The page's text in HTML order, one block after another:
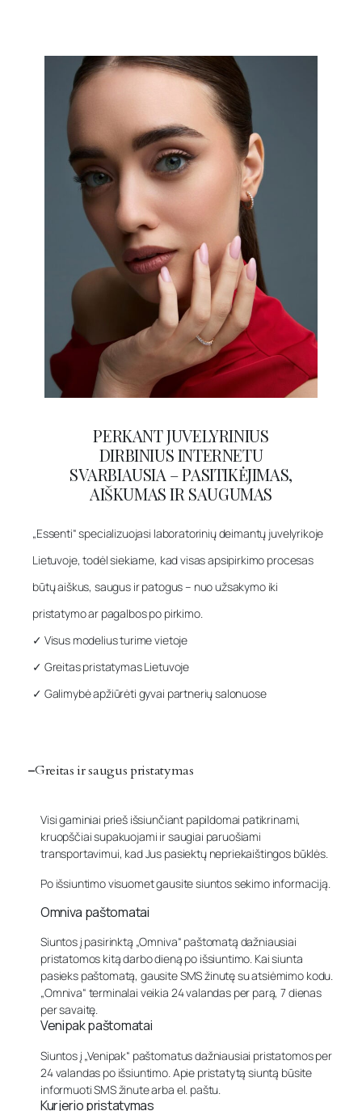
PERKANT JUVELYRINIUS
DIRBINIUS INTERNETU
SVARBIAUSIA – PASITIKĖJIMAS,
AIŠKUMAS IR SAUGUMAS
„Essenti“ specializuojasi laboratorinių deimantų juvelyrikoje
Lietuvoje, todėl siekiame, kad visas apsipirkimo procesas
būtų aiškus, saugus ir patogus – nuo užsakymo iki
pristatymo ar pagalbos po pirkimo.
✓ Visus modelius turime vietoje
✓ Greitas pristatymas Lietuvoje
✓ Galimybė apžiūrėti gyvai partnerių salonuose
Greitas ir saugus pristatymas
Visi gaminiai prieš išsiunčiant papildomai patikrinami,
kruopščiai supakuojami ir saugiai paruošiami
transportavimui, kad Jus pasiektų nepriekaištingos būklės.
Po išsiuntimo visuomet gausite siuntos sekimo informaciją.
Omniva paštomatai
Siuntos į pasirinktą „Omniva“ paštomatą dažniausiai
pristatomos kitą darbo dieną po išsiuntimo. Kai siunta
pasieks paštomatą, gausite SMS žinutę su atsiėmimo kodu.
„Omniva“ terminalai veikia 24 valandas per parą, 7 dienas
per savaitę.
Venipak paštomatai
Siuntos į „Venipak“ paštomatus dažniausiai pristatomos per
24 valandas po išsiuntimo. Apie pristatytą siuntą būsite
informuoti SMS žinute arba el. paštu.
Kurjerio pristatymas